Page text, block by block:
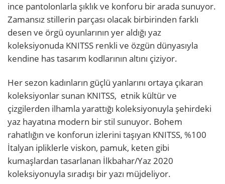
ince pantolonlarla şıklık ve konforu bir arada sunuyor.
Zamansız stillerin parçası olacak birbirinden farklı
desen ve örgü oyunlarının yer aldığı yaz
koleksiyonuda KNITSS renkli ve özgün dünyasıyla
kendine has tasarım kodlarının altını çiziyor.
Her sezon kadınların güçlü yanlarını ortaya çıkaran
koleksiyonlar sunan KNITSS, etnik kültür ve
çizgilerden ilhamla yarattığı koleksiyonuyla şehirdeki
yaz hayatına modern bir stil sunuyor. Bohem
rahatlığın ve konforun izlerini taşıyan KNITSS, %100
İtalyan ipliklerle viskon, pamuk, keten gibi
kumaşlardan tasarlanan İlkbahar/Yaz 2020
koleksiyonuyla sıradışı bir yazı müjdeliyor.